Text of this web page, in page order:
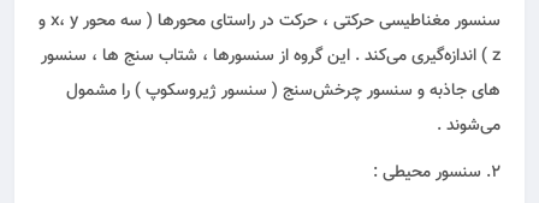
سنسور مغناطیسی حرکتی ، حرکت در راستای محورها ( سه محور x، y و
z ) اندازه‌گیری می‌کند . این گروه از سنسورها ، شتاب سنج ها ، سنسور
های جاذبه و سنسور چرخش‌سنج ( سنسور ژیروسکوپ ) را مشمول
می‌شوند .
2. سنسور محیطی :